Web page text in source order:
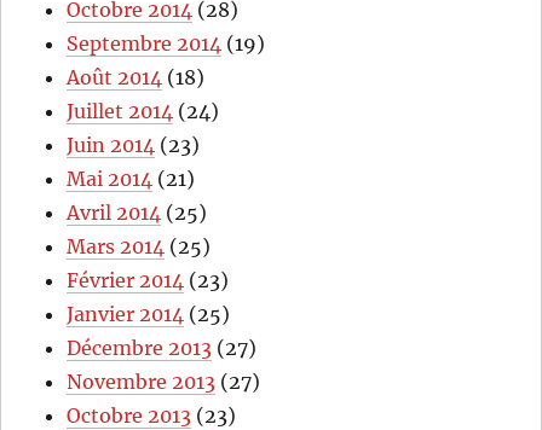
Octobre 2014 (28)
Septembre 2014 (19)
Août 2014 (18)
Juillet 2014 (24)
Juin 2014 (23)
Mai 2014 (21)
Avril 2014 (25)
Mars 2014 (25)
Février 2014 (23)
Janvier 2014 (25)
Décembre 2013 (27)
Novembre 2013 (27)
Octobre 2013 (23)